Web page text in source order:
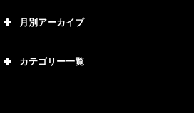
月別アーカイブ
カテゴリー一覧